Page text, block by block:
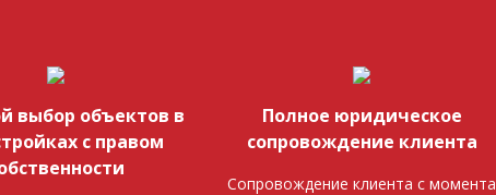
выбор объектов в
с правом
Полное юридическое
сопровождение клиента
Сопровождение клиента с момента